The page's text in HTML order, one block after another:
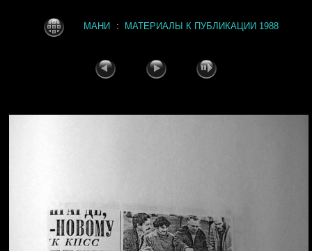
МАНИ : МАТЕРИАЛЫ К ПУБЛИКАЦИИ 1988